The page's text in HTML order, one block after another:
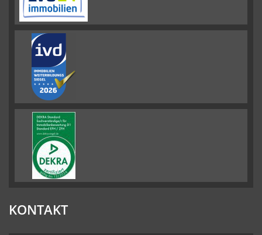
KONTAKT